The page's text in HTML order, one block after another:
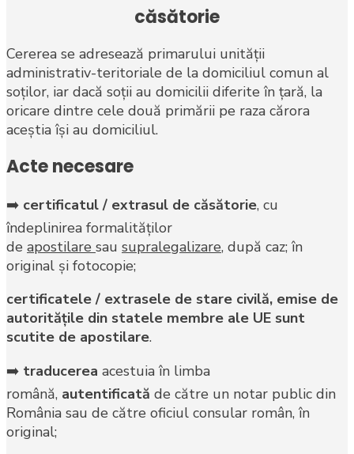
căsătorie
Cererea se adresează primarului unităţii
administrativ-teritoriale de la domiciliul comun al
soţilor, iar dacă soţii au domicilii diferite în ţară, la
oricare dintre cele două primării pe raza cărora
aceştia îşi au domiciliul.
Acte necesare
➡️ certificatul / extrasul de căsătorie, cu
îndeplinirea formalităţilor
de apostilare sau supralegalizare, după caz; în
original şi fotocopie;
certificatele / extrasele de stare civilă, emise de
autorităţile din statele membre ale UE sunt
scutite de apostilare.
➡️ traducerea acestuia în limba
română, autentificată de către un notar public din
România sau de către oficiul consular român, în
original;